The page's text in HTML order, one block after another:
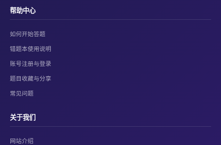
帮助中心
如何开始答题
错题本使用说明
账号注册与登录
题目收藏与分享
常见问题
关于我们
网站介绍